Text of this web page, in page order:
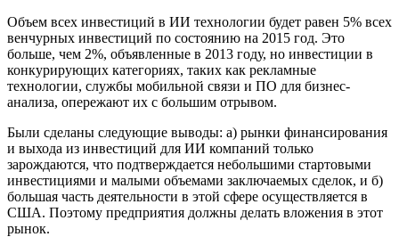
Объем всех инвестиций в ИИ технологии будет равен 5% всех
венчурных инвестиций по состоянию на 2015 год. Это
больше, чем 2%, объявленные в 2013 году, но инвестиции в
конкурирующих категориях, таких как рекламные
технологии, службы мобильной связи и ПО для бизнес-
анализа, опережают их с большим отрывом.
Были сделаны следующие выводы: a) рынки финансирования
и выхода из инвестиций для ИИ компаний только
зарождаются, что подтверждается небольшими стартовыми
инвестициями и малыми объемами заключаемых сделок, и б)
большая часть деятельности в этой сфере осуществляется в
США. Поэтому предприятия должны делать вложения в этот
рынок.